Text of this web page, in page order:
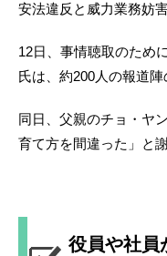
安法違反と威力業務妨
12日、事情聴取のため
氏は、約200人の報道陣
同日、父親のチョ・ヤ
育て方を間違った」と
役員や社員